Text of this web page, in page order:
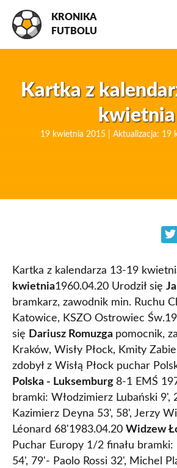
KRONIKA
FUTBOLU
Kartka z
kwietnia
19 kwietnia 2015 | Aktualizacja: 19
Kartka z kalendarza 13-19
kwietnia1960.04.20 Urodził się
bramkarz, zawodnik min. Ruchu
Katowice, KSZO Ostrowiec
się Dariusz Romuzga pomocnik,
Kraków, Wisły Płock, Kmity
zdobył z Wisłą Płock puchar
Polska - Luksemburg 8-1 EMŚ
bramki: Włodzimierz Lubański 9',
Kazimierz Deyna 53', 58', Jerzy
Léonard 68'1983.04.20 Widzew
Puchar Europy 1/2 finału
54', 79'- Paolo Rossi 32', Michel